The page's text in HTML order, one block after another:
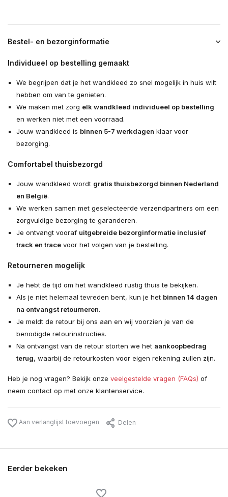
Bestel- en bezorginformatie
Individueel op bestelling gemaakt
We begrijpen dat je het wandkleed zo snel mogelijk in huis wilt
hebben om van te genieten.
We maken met zorg elk wandkleed individueel op bestelling
en werken niet met een voorraad.
Jouw wandkleed is binnen 5-7 werkdagen klaar voor
bezorging.
Comfortabel thuisbezorgd
Jouw wandkleed wordt gratis thuisbezorgd binnen Nederland
en België.
We werken samen met geselecteerde verzendpartners om een
zorgvuldige bezorging te garanderen.
Je ontvangt vooraf uitgebreide bezorginformatie inclusief
track en tracevoor het volgen van je bestelling.
Retourneren mogelijk
Je hebt de tijd om het wandkleed rustig thuis te bekijken.
Als je niet helemaal tevreden bent, kun je het binnen 14 dagen
na ontvangst retourneren.
Je meldt de retour bij ons aan en wij voorzien je van de
benodigde retourinstructies.
Na ontvangst van de retour storten we het aankoopbedrag
terug, waarbij de retourkosten voor eigen rekening zullen zijn.
Heb je nog vragen? Bekijk onze veelgestelde vragen (FAQs) of
neem contact op met onze klantenservice.
Aan verlanglijst toevoegen Delen
Eerder bekeken